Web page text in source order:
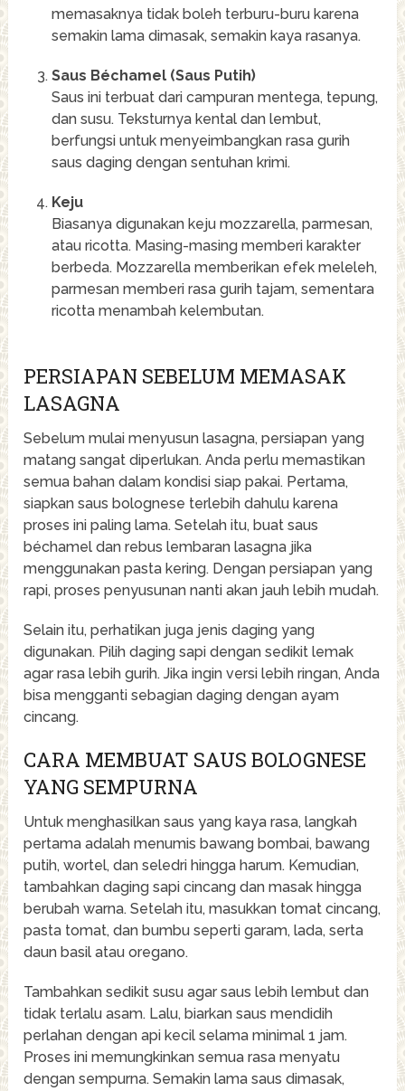
memasaknya tidak boleh terburu-buru karena
semakin lama dimasak, semakin kaya rasanya.
Saus Béchamel (Saus Putih)
Saus ini terbuat dari campuran mentega, tepung,
dan susu. Teksturnya kental dan lembut,
berfungsi untuk menyeimbangkan rasa gurih
saus daging dengan sentuhan krimi.
Keju
Biasanya digunakan keju mozzarella, parmesan,
atau ricotta. Masing-masing memberi karakter
berbeda. Mozzarella memberikan efek meleleh,
parmesan memberi rasa gurih tajam, sementara
ricotta menambah kelembutan.
PERSIAPAN SEBELUM MEMASAK
LASAGNA
Sebelum mulai menyusun lasagna, persiapan yang
matang sangat diperlukan. Anda perlu memastikan
semua bahan dalam kondisi siap pakai. Pertama,
siapkan saus bolognese terlebih dahulu karena
proses ini paling lama. Setelah itu, buat saus
béchamel dan rebus lembaran lasagna jika
menggunakan pasta kering. Dengan persiapan yang
rapi, proses penyusunan nanti akan jauh lebih mudah.
Selain itu, perhatikan juga jenis daging yang
digunakan. Pilih daging sapi dengan sedikit lemak
agar rasa lebih gurih. Jika ingin versi lebih ringan, Anda
bisa mengganti sebagian daging dengan ayam
cincang.
CARA MEMBUAT SAUS BOLOGNESE
YANG SEMPURNA
Untuk menghasilkan saus yang kaya rasa, langkah
pertama adalah menumis bawang bombai, bawang
putih, wortel, dan seledri hingga harum. Kemudian,
tambahkan daging sapi cincang dan masak hingga
berubah warna. Setelah itu, masukkan tomat cincang,
pasta tomat, dan bumbu seperti garam, lada, serta
daun basil atau oregano.
Tambahkan sedikit susu agar saus lebih lembut dan
tidak terlalu asam. Lalu, biarkan saus mendidih
perlahan dengan api kecil selama minimal 1 jam.
Proses ini memungkinkan semua rasa menyatu
dengan sempurna. Semakin lama saus dimasak,